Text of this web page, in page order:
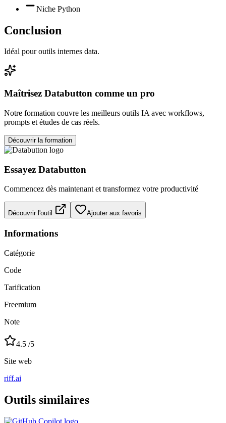
Niche Python
Conclusion
Idéal pour outils internes data.
Maîtrisez Databutton comme un pro
Notre formation couvre les meilleurs outils IA avec workflows,
prompts et études de cas réels.
Découvrir la formation
Essayez Databutton
Commencez dès maintenant et transformez votre productivité
Découvrir l'outil Ajouter aux favoris
Informations
Catégorie
Code
Tarification
Freemium
Note
4.5 /5
Site web
riff.ai
Outils similaires